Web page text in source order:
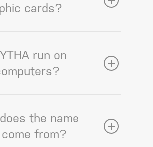
cards?
run on
the name
come from?